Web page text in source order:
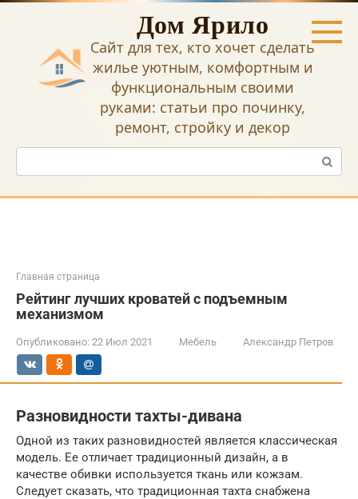
Перейти
Дом Ярило
Сайт для тех, кто хочет сделать
жилье уютным, комфортным и
функциональным своими
руками: статьи про починку,
ремонт, стройку и декор
Поиск:
Главная страница
Рейтинг лучших кроватей с подъемным
механизмом
Опубликовано: 22 Июл 2021 Мебель Александр Петров
Разновидности тахты-дивана
Одной из таких разновидностей является классическая
модель. Ее отличает традиционный дизайн, а в
качестве обивки используется ткань или кожзам.
Следует сказать, что традиционная тахта снабжена